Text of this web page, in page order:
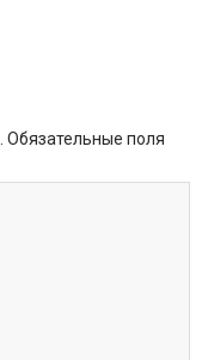
Обязательные поля